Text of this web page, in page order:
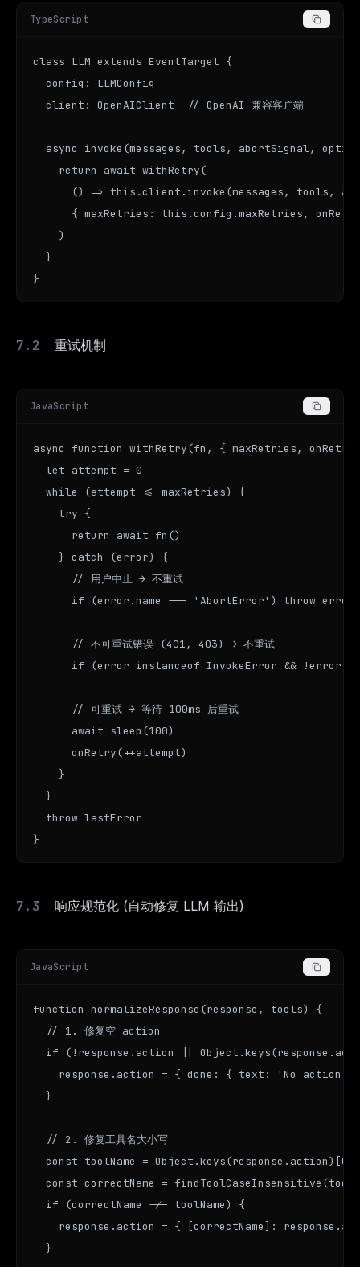
TypeScript
class LLM extends EventTarget {
  config: LLMConfig
  client: OpenAIClient  // OpenAI 兼容客户端
async invoke(messages, tools, abortSignal,
    return await withRetry(
() => this.client.invoke(messages, tools,
{ maxRetries: this.config.maxRetries,
    )
  }
}
重试机制
JavaScript
async function withRetry(fn, { maxRetries,
  let attempt = 0
  while (attempt <= maxRetries) {
    try {
      return await fn()
    } catch (error) {
      // 用户中止 → 不重试
      if (error.name === 'AbortError') throw error
      // 不可重试错误 (401, 403) → 不重试
if (error instanceof InvokeError &&
      // 可重试 → 等待 100ms 后重试
      await sleep(100)
      onRetry(++attempt)
    }
  }
  throw lastError
}
响应规范化 (自动修复 LLM 输出)
JavaScript
function normalizeResponse(response, tools) {
  // 1. 修复空 action
if (!response.action ||
response.action = { done: { text: 'No action',
  }
  // 2. 修复工具名大小写
  const toolName = Object.keys(response.action)[0]
const correctName =
  if (correctName !== toolName) {
response.action = { [correctName]:
  }